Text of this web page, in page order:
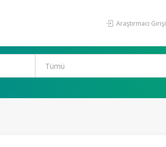
Araştırmacı Girişi